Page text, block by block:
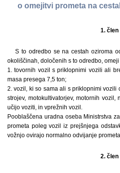
o omejitvi prometa na
1. člen
S to odredbo se na cestah oziroma
okoliščinah, določenih s to odredbo, omeji
1. tovornih vozil s priklopnimi vozili ali
masa presega 7,5 ton;
2. vozil, ki so sama ali s priklopnimi vozili
strojev, motokultivatorjev, motornih
učijo voziti, in vprežnih vozil.
Pooblaščena uradna oseba Ministrstva
prometa poleg vozil iz prejšnjega
vožnjo ovirajo normalno odvijanje prometa.
2. člen